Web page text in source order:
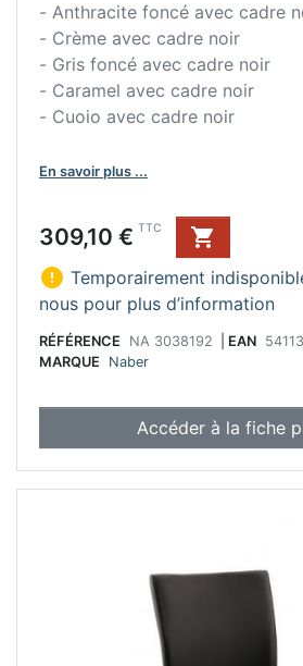
- Anthracite foncé avec cadre
- Crème avec cadre noir
- Gris foncé avec cadre noir
- Caramel avec cadre noir
- Cuoio avec cadre noir
En savoir plus ...
Prix
309,10 € TTC

 Temporairement
nous pour plus d’information
RÉFÉRENCE NA 3038192 EAN
MARQUE
Naber
Accéder à la fiche